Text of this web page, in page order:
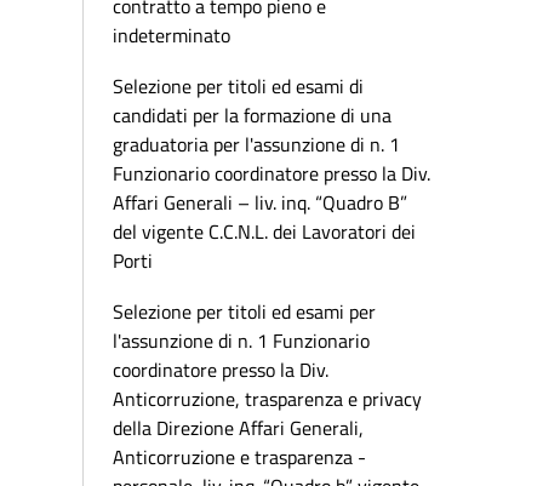
contratto a tempo pieno e
indeterminato
Selezione per titoli ed esami di
candidati per la formazione di una
graduatoria per l'assunzione di n. 1
Funzionario coordinatore presso la Div.
Affari Generali – liv. inq. “Quadro B”
del vigente C.C.N.L. dei Lavoratori dei
Porti
Selezione per titoli ed esami per
l'assunzione di n. 1 Funzionario
coordinatore presso la Div.
Anticorruzione, trasparenza e privacy
della Direzione Affari Generali,
Anticorruzione e trasparenza -